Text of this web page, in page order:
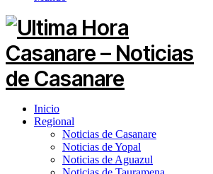
Inicio
Regional
Noticias de Casanare
Noticias de Yopal
Noticias de Aguazul